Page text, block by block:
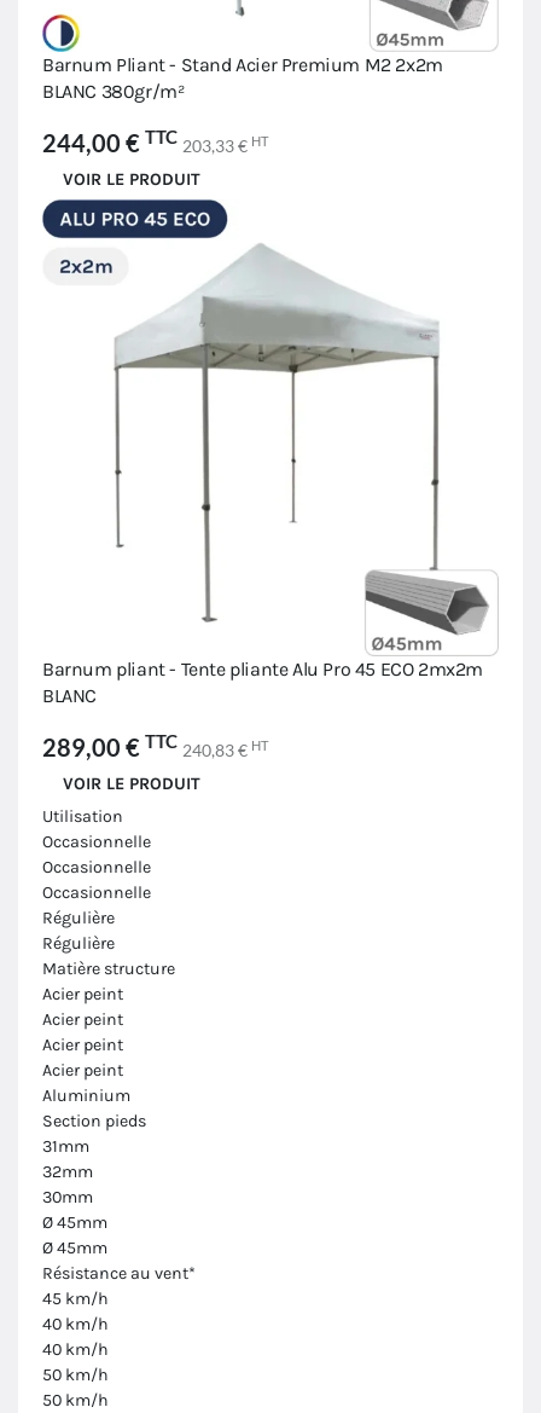
Barnum Pliant - Stand Acier Premium M2 2x2m
BLANC 380gr/m²
244,00 € TTC 203,33 € HT
VOIR LE PRODUIT
Barnum pliant - Tente pliante Alu Pro 45 ECO 2mx2m
BLANC
289,00 € TTC 240,83 € HT
VOIR LE PRODUIT
Utilisation
Occasionnelle
Occasionnelle
Occasionnelle
Régulière
Régulière
Matière structure
Acier peint
Acier peint
Acier peint
Acier peint
Aluminium
Section pieds
31mm
32mm
30mm
Ø 45mm
Ø 45mm
Résistance au vent*
45 km/h
40 km/h
40 km/h
50 km/h
50 km/h